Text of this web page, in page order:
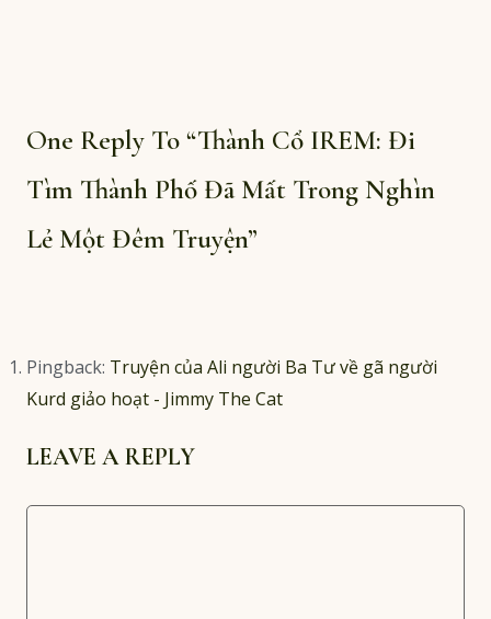
One Reply To “Thành Cổ IREM: Đi
Tìm Thành Phố Đã Mất Trong Nghìn
Lẻ Một Đêm Truyện”
Pingback: Truyện của Ali người Ba Tư về gã người
Kurd giảo hoạt - Jimmy The Cat
LEAVE A REPLY